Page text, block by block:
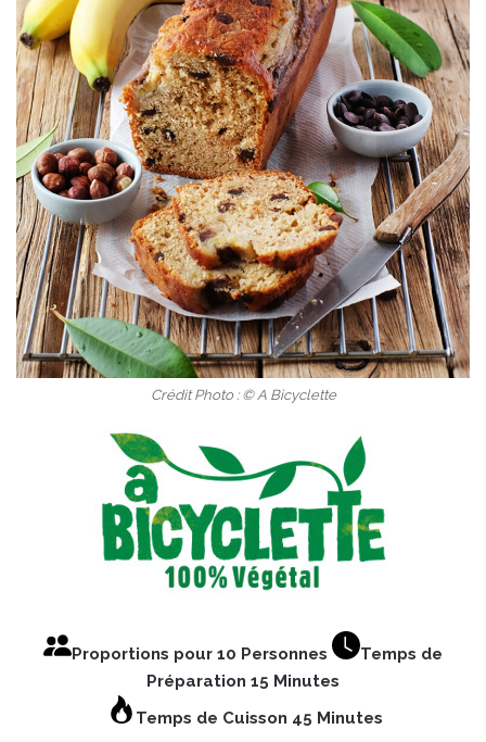
Crédit Photo : © A Bicyclette
Proportions pour 10 Personnes
Temps de
Préparation 15 Minutes
Temps de Cuisson 45 Minutes